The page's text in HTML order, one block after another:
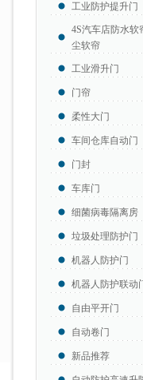
工业防护提升门
4S汽车店防水软
尘软帘
工业滑升门
门帘
柔性大门
车间仓库自动门
门封
车库门
细菌病毒隔离房
垃圾处理防护门
机器人防护门
机器人防护联动
自由平开门
自动卷门
新品推荐